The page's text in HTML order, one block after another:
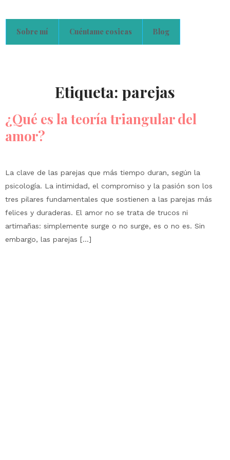
Sobre mí Cuéntame cosicas Blog
Etiqueta: parejas
¿Qué es la teoría triangular del
amor?
La clave de las parejas que más tiempo duran, según la
psicología. La intimidad, el compromiso y la pasión son los
tres pilares fundamentales que sostienen a las parejas más
felices y duraderas. El amor no se trata de trucos ni
artimañas: simplemente surge o no surge, es o no es. Sin
embargo, las parejas […]